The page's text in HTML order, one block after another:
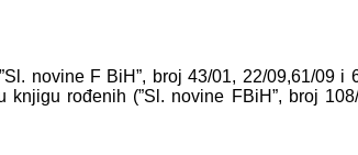
novine F BiH”, broj 43/01, 22/09,61/09
rođenih (”Sl. novine FBiH”, broj